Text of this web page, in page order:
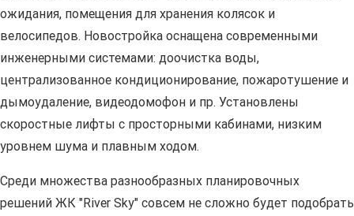
ожидания, помещения для хранения колясок и
велосипедов. Новостройка оснащена современными
инженерными системами: доочистка воды,
централизованное кондиционирование, пожаротушение и
дымоудаление, видеодомофон и пр. Установлены
скоростные лифты с просторными кабинами, низким
уровнем шума и плавным ходом.
Среди множества разнообразных планировочных
решений ЖК "River Sky" совсем не сложно будет подобрать